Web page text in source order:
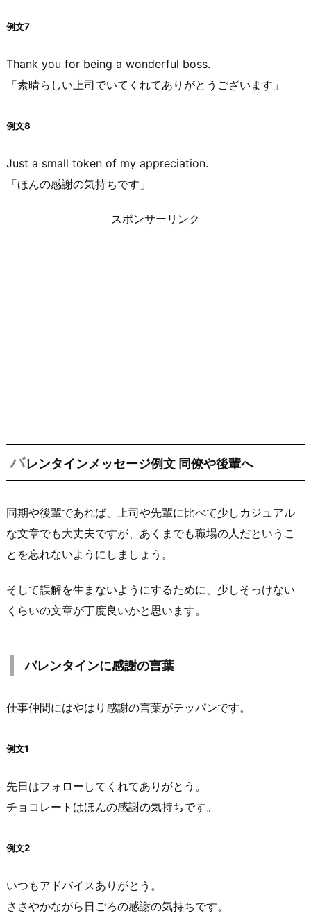
例文7
Thank you for being a wonderful boss.
「素晴らしい上司でいてくれてありがとうございます」
例文8
Just a small token of my appreciation.
「ほんの感謝の気持ちです」
スポンサーリンク
バレンタインメッセージ例文 同僚や後輩へ
同期や後輩であれば、上司や先輩に比べて少しカジュアル
な文章でも大丈夫ですが、あくまでも職場の人だというこ
とを忘れないようにしましょう。
そして誤解を生まないようにするために、少しそっけない
くらいの文章が丁度良いかと思います。
バレンタインに感謝の言葉
仕事仲間にはやはり感謝の言葉がテッパンです。
例文1
先日はフォローしてくれてありがとう。
チョコレートはほんの感謝の気持ちです。
例文2
いつもアドバイスありがとう。
ささやかながら日ごろの感謝の気持ちです。